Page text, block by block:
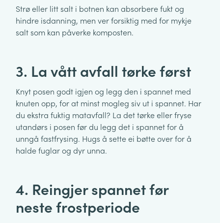
Strø eller litt salt i botnen kan absorbere fukt og
hindre isdanning, men ver forsiktig med for mykje
salt som kan påverke komposten.
3. La vått avfall tørke først
Knyt posen godt igjen og legg den i spannet med
knuten opp, for at minst mogleg siv ut i spannet. Har
du ekstra fuktig matavfall? La det tørke eller fryse
utandørs i posen før du legg det i spannet for å
unngå fastfrysing. Hugs å sette ei bøtte over for å
halde fuglar og dyr unna.
4. Reingjer spannet før
neste frostperiode